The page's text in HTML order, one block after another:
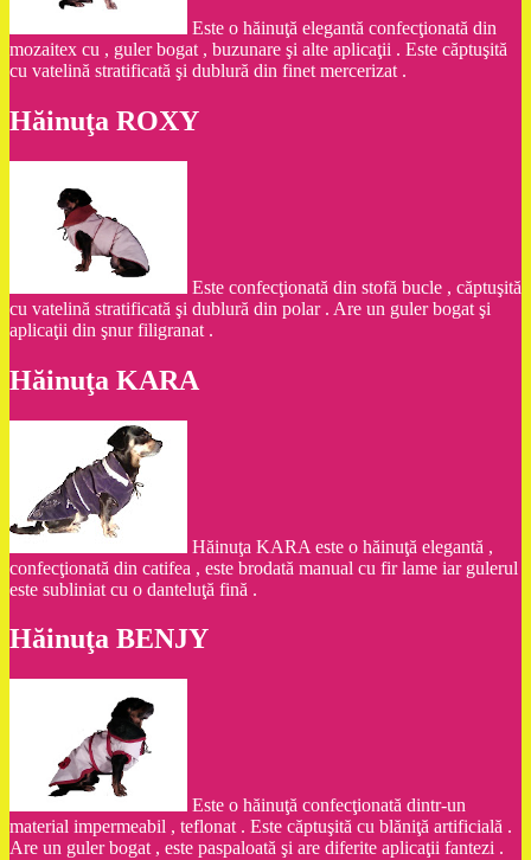
Este o hăinuţă elegantă confecţionată din
mozaitex cu , guler bogat , buzunare şi alte aplicaţii . Este căptuşită
cu vatelină stratificată şi dublură din finet mercerizat .
Hăinuţa ROXY
Este confecţionată din stofă bucle , căptuşită
cu vatelină stratificată şi dublură din polar . Are un guler bogat şi
aplicaţii din şnur filigranat .
Hăinuţa KARA
Hăinuţa KARA este o hăinuţă elegantă ,
confecţionată din catifea , este brodată manual cu fir lame iar gulerul
este subliniat cu o danteluţă fină .
Hăinuţa BENJY
Este o hăinuţă confecţionată dintr-un
material impermeabil , teflonat . Este căptuşită cu blăniţă artificială .
Are un guler bogat , este paspaloată şi are diferite aplicaţii fantezi .